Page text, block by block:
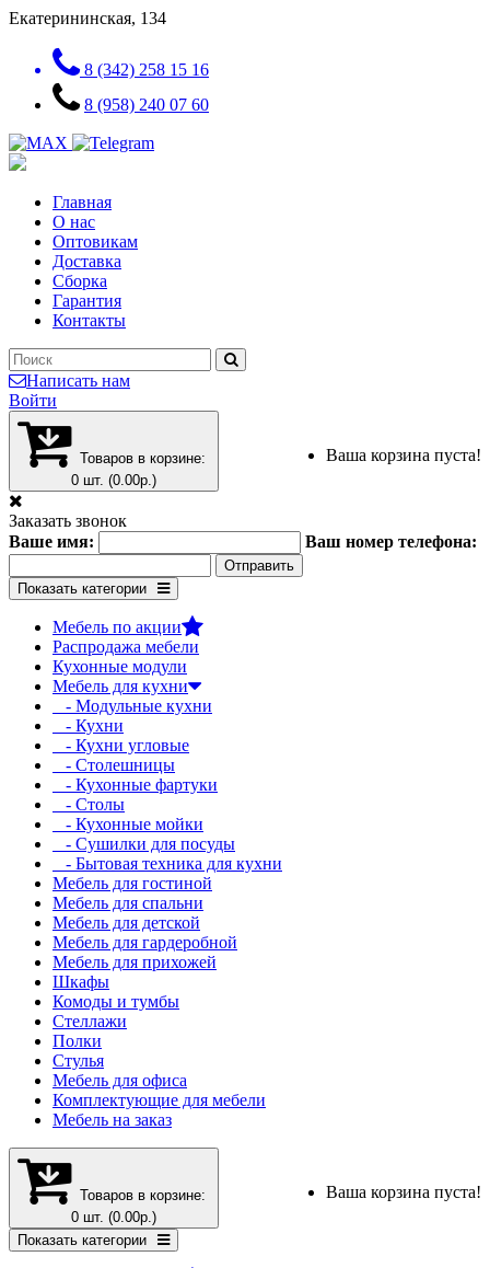
Екатерининская, 134
8 (342) 258 15 16
8 (958) 240 07 60
Главная
О нас
Оптовикам
Доставка
Сборка
Гарантия
Контакты
Написать нам
Войти
Товаров в корзине:
0 шт. (0.00р.)
Ваша корзина пуста!
Заказать звонок
Ваше имя:
Ваш номер телефона:
Показать категории
Мебель по акции
Распродажа мебели
Кухонные модули
Мебель для кухни
- Модульные кухни
- Кухни
- Кухни угловые
- Столешницы
- Кухонные фартуки
- Столы
- Кухонные мойки
- Сушилки для посуды
- Бытовая техника для кухни
Мебель для гостиной
Мебель для спальни
Мебель для детской
Мебель для гардеробной
Мебель для прихожей
Шкафы
Комоды и тумбы
Стеллажи
Полки
Стулья
Мебель для офиса
Комплектующие для мебели
Мебель на заказ
Товаров в корзине:
0 шт. (0.00р.)
Ваша корзина пуста!
Показать категории